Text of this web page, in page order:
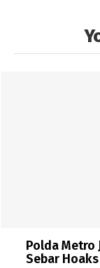
Polda Metro
Sebar